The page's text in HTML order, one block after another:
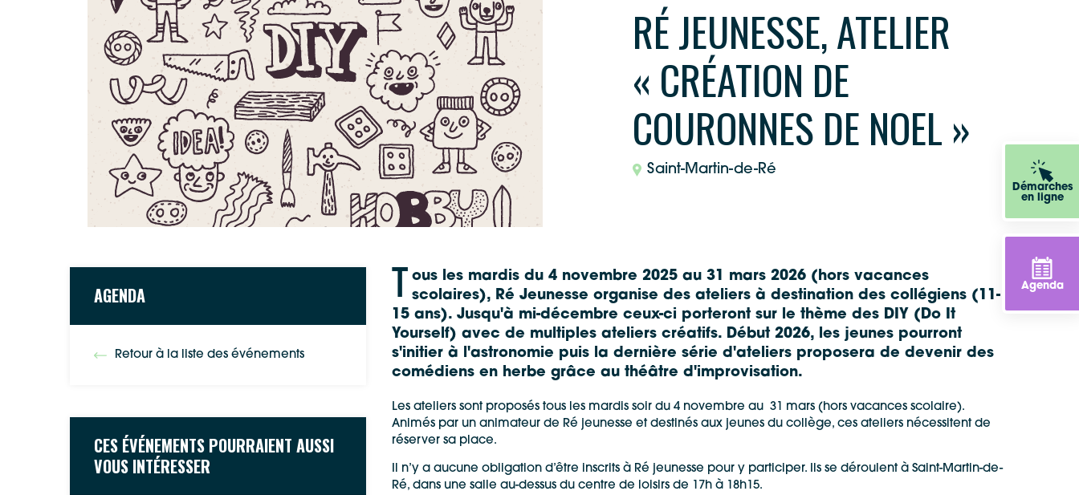
Démarches
en ligne
Agenda
RÉ JEUNESSE, ATELIER
« CRÉATION DE
COURONNES DE NOEL »
Saint-Martin-de-Ré
AGENDA
Retour à la liste des événements
CES ÉVÉNEMENTS POURRAIENT AUSSI
VOUS INTÉRESSER
T
ous les mardis du 4 novembre 2025 au 31 mars 2026 (hors vacances
scolaires), Ré Jeunesse organise des ateliers à destination des collégiens (11-
15 ans). Jusqu'à mi-décembre ceux-ci porteront sur le thème des DIY (Do It
Yourself) avec de multiples ateliers créatifs. Début 2026, les jeunes pourront
s'initier à l'astronomie puis la dernière série d'ateliers proposera de devenir des
comédiens en herbe grâce au théâtre d'improvisation.
Les ateliers sont proposés tous les mardis soir du 4 novembre au 31 mars (hors vacances scolaire).
Animés par un animateur de Ré jeunesse et destinés aux jeunes du collège, ces ateliers nécessitent de
réserver sa place.
Il n’y a aucune obligation d’être inscrits à Ré jeunesse pour y participer. Ils se déroulent à Saint-Martin-de-
Ré, dans une salle au-dessus du centre de loisirs de 17h à 18h15.